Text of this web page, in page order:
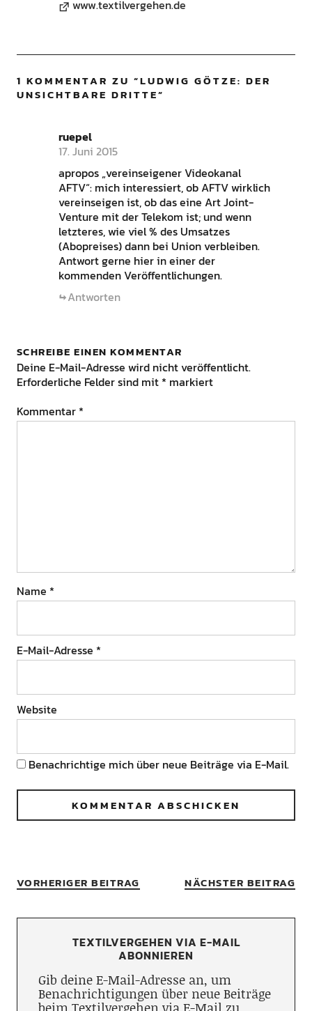
www.textilvergehen.de
1 KOMMENTAR ZU “LUDWIG GÖTZE: DER
UNSICHTBARE DRITTE”
ruepel
17. Juni 2015
apropos „vereinseigener Videokanal
AFTV“: mich interessiert, ob AFTV wirklich
vereinseigen ist, ob das eine Art Joint-
Venture mit der Telekom ist; und wenn
letzteres, wie viel % des Umsatzes
(Abopreises) dann bei Union verbleiben.
Antwort gerne hier in einer der
kommenden Veröffentlichungen.
Antworten
SCHREIBE EINEN KOMMENTAR
Deine E-Mail-Adresse wird nicht veröffentlicht.
Erforderliche Felder sind mit * markiert
Kommentar *
Name *
E-Mail-Adresse *
Website
Benachrichtige mich über neue Beiträge via E-Mail.
VORHERIGER BEITRAG NÄCHSTER BEITRAG
TEXTILVERGEHEN VIA E-MAIL
ABONNIEREN
Gib deine E-Mail-Adresse an, um
Benachrichtigungen über neue Beiträge
beim Textilvergehen via E-Mail zu